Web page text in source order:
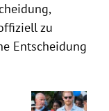
zu
Entscheidung